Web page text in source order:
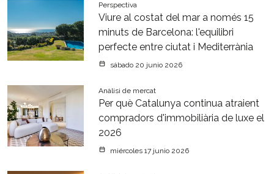
Perspectiva
Viure al costat del mar a només 15
minuts de Barcelona: l'equilibri
perfecte entre ciutat i Mediterrània
sábado 20 junio 2026
Anàlisi de mercat
Per què Catalunya continua atraient
compradors d'immobiliària de luxe el
2026
miércoles 17 junio 2026